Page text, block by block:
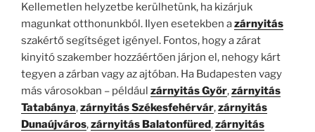
Kellemetlen helyzetbe kerülhetünk, ha kizárjuk
magunkat otthonunkból. Ilyen esetekben azárnyitás
szakértő segítséget igényel. Fontos, hogy a zárat
kinyitó szakember hozzáértően járjon el, nehogy kárt
tegyen a zárban vagy az ajtóban. Ha Budapesten vagy
más városokban – például zárnyitás Győr,zárnyitás
Tatabánya,zárnyitás Székesfehérvár,zárnyitás
Dunaújváros,zárnyitás Balatonfüred,zárnyitás